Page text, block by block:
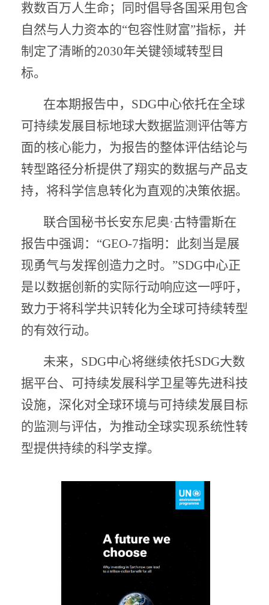
救数百万人生命；同时倡导各国采用包含
自然与人力资本的“包容性财富”指标，并
制定了清晰的2030年关键领域转型目
标。
在本期报告中，SDG中心依托在全球
可持续发展目标地球大数据监测评估等方
面的核心能力，为报告的整体评估结论与
转型路径分析提供了翔实的数据与产品支
持，将科学信息转化为直观的决策依据。
联合国秘书长安东尼奥·古特雷斯在
报告中强调：“GEO-7指明：此刻当是展
现勇气与发挥创造力之时。”SDG中心正
是以数据创新的实际行动响应这一呼吁，
致力于将科学共识转化为全球可持续转型
的有效行动。
未来，SDG中心将继续依托SDG大数
据平台、可持续发展科学卫星等先进科技
设施，深化对全球环境与可持续发展目标
的监测与评估，为推动全球实现系统性转
型提供持续的科学支撑。